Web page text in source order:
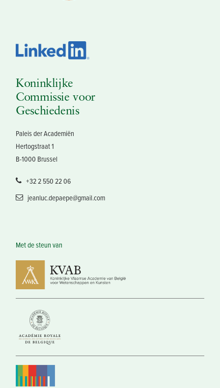
Koninklijke
Commissie voor
Geschiedenis
Paleis der Academiën
Hertogstraat 1
B-1000 Brussel
+32 2 550 22 06
jeanluc.depaepe@gmail.com
Met de steun van